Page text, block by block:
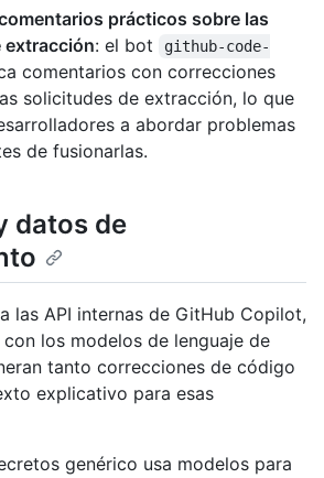
prácticos sobre las
extracción: el bot
github-code-
comentarios con correcciones
solicitudes de extracción, lo que
a abordar problemas
de fusionarlas.
datos de
las API internas de GitHub Copilot,
los modelos de lenguaje de
tanto correcciones de código
explicativo para esas
genérico usa modelos para